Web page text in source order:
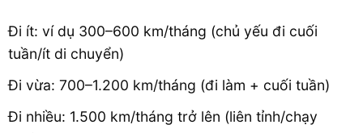
Đi ít: ví dụ 300–600 km/tháng (chủ yếu đi cuối
tuần/ít di chuyển)
Đi vừa: 700–1.200 km/tháng (đi làm + cuối tuần)
Đi nhiều: 1.500 km/tháng trở lên (liên tỉnh/chạy